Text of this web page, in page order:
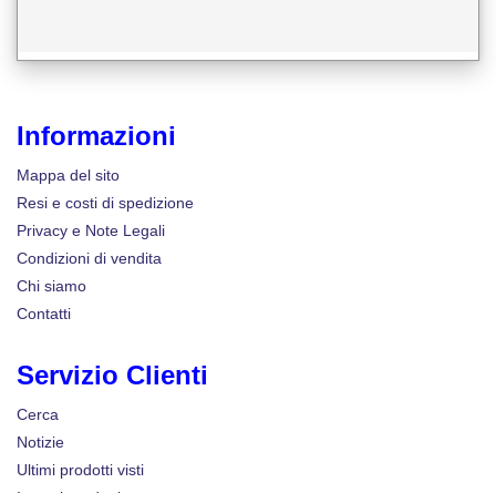
Informazioni
Mappa del sito
Resi e costi di spedizione
Privacy e Note Legali
Condizioni di vendita
Chi siamo
Contatti
Servizio Clienti
Cerca
Notizie
Ultimi prodotti visti